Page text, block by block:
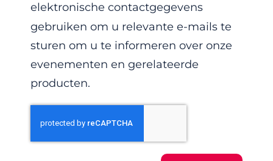
elektronische contactgegevens
gebruiken om u relevante e-mails te
sturen om u te informeren over onze
evenementen en gerelateerde
producten.